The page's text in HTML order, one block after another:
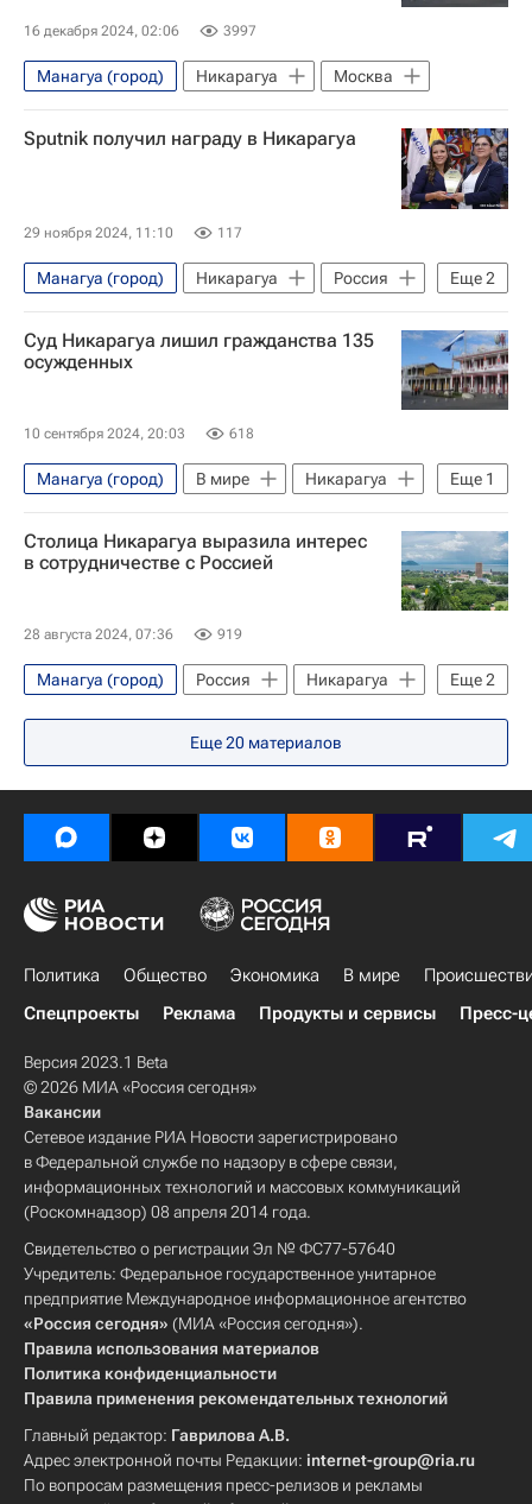
16 декабря 2024, 02:06 3997
Манагуа (город) Никарагуа Москва
Sputnik получил награду в Никарагуа
29 ноября 2024, 11:10 117
Еще2
Манагуа (город) Никарагуа
Россия
Sputnik
Журналистика
Суд Никарагуа лишил гражданства 135
осужденных
10 сентября 2024, 20:03 618
Еще 1
Манагуа (город) В мире
Никарагуа
Гватемала (республика)
Столица Никарагуа выразила интерес
в сотрудничестве с Россией
28 августа 2024, 07:36 919
Еще2
Манагуа (город) Россия
Никарагуа
БРИКС
В мире
Еще20 материалов
Политика Общество Экономика В мире
Спецпроекты
Реклама Продукты и сервисы Пресс-
Версия 2023.1 Beta
© 2026 МИА «Россия сегодня»
Вакансии
Сетевое издание РИА Новости зарегистрировано
в Федеральной службе по надзору в сфере связи,
информационных технологий и массовых коммуникаций
(Роскомнадзор) 08 апреля 2014 года.
Свидетельство о регистрации Эл № ФС77-57640
Учредитель: Федеральное государственное унитарное
предприятие Международное информационное агентство
«Россия сегодня» (МИА «Россия сегодня»).
Правила использования материалов
Политика конфиденциальности
Правила применения рекомендательных технологий
Главный редактор: Гаврилова А.В.
Адрес электронной почты Редакции: internet-group@ria.ru
По вопросам размещения пресс-релизов и рекламы